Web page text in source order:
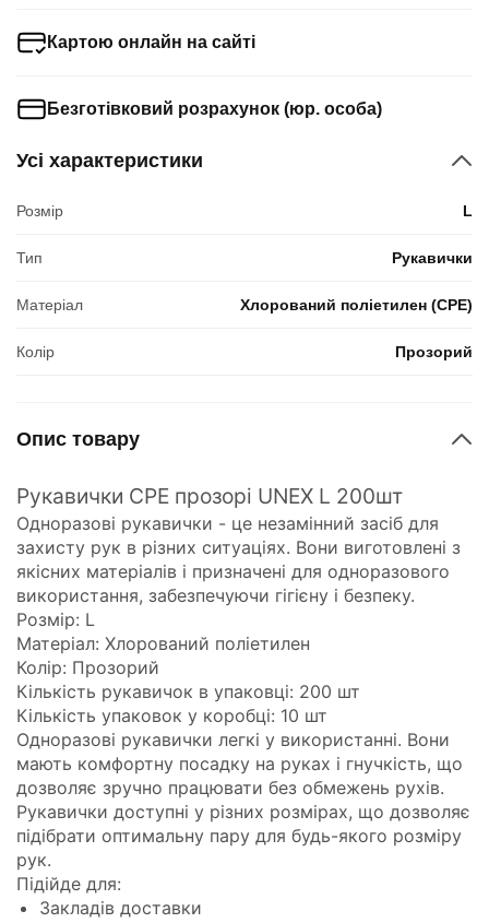
Усі характеристики
Розмір L
Тип Рукавички
Матеріал Хлорований поліетилен (CPE)
Колір Прозорий
Опис товару
Рукавички CPE прозорі UNEX L 200шт
Одноразові рукавички - це незамінний засіб для
захисту рук в різних ситуаціях. Вони виготовлені з
якісних матеріалів і призначені для одноразового
використання, забезпечуючи гігієну і безпеку.
Розмір: L
Матеріал: Хлорований поліетилен
Колір: Прозорий
Кількість рукавичок в упаковці: 200 шт
Кількість упаковок у коробці: 10 шт
Одноразові рукавички легкі у використанні. Вони
мають комфортну посадку на руках і гнучкість, що
дозволяє зручно працювати без обмежень рухів.
Рукавички доступні у різних розмірах, що дозволяє
підібрати оптимальну пару для будь-якого розміру
рук.
Підійде для:
Закладів доставки
Картою онлайн на сайті
Безготівковий розрахунок (юр. особа)